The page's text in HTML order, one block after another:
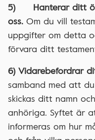
5) Hanterar ditt
oss. Om du vill
uppgifter om detta
förvara ditt
6) Vidarebefordrar
samband med att
skickas ditt namn
anhöriga. Syftet är
informeras om hur